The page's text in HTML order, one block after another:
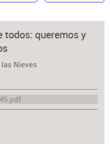
Autor
Colaborador
todos: queremos y
Nieves